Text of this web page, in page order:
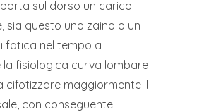
sul dorso un carico
sia questo uno zaino o un
fatica nel tempo a
la fisiologica curva lombare
cifotizzare maggiormente il
con conseguente